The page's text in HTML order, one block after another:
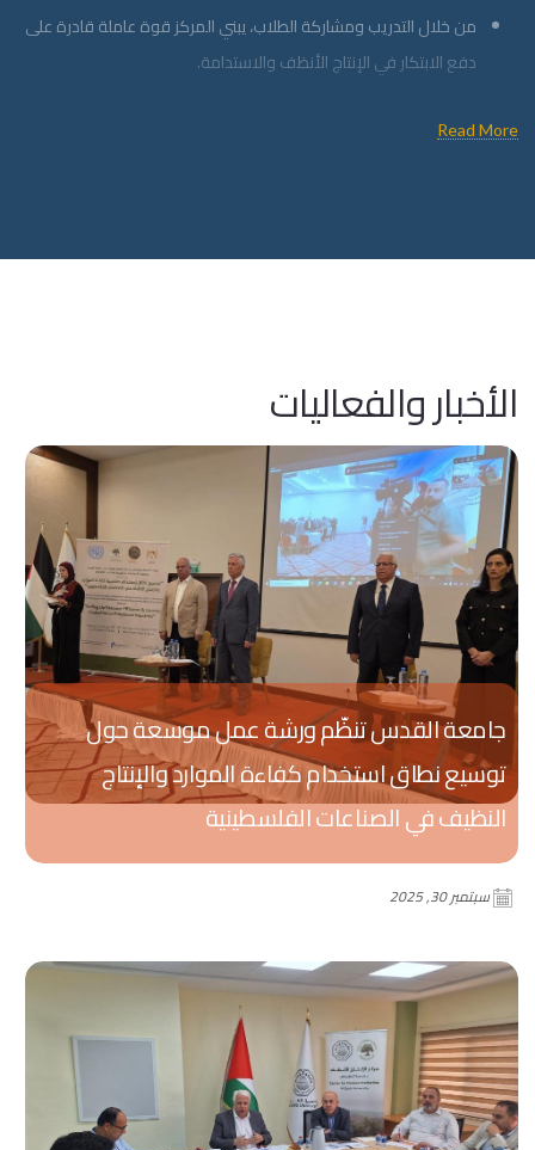
من خلال التدريب ومشاركة الطلاب، يبني المركز قوة عاملة قادرة على
دفع الابتكار في الإنتاج الأنظف والاستدامة.
Read More
الأخبار والفعاليات
جامعة القدس تنظّم ورشة عمل موسعة حول
توسيع نطاق استخدام كفاءة الموارد والإنتاج
النظيف في الصناعات الفلسطينية
سبتمبر 30, 2025